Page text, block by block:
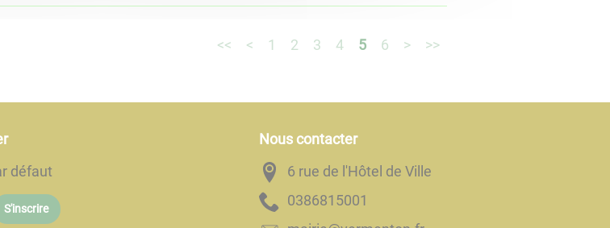
<< < 1 2 3 4 5 6 > >>
défaut
S'inscrire
Nous contacter
6 rue de l'Hôtel de Ville
1005186830